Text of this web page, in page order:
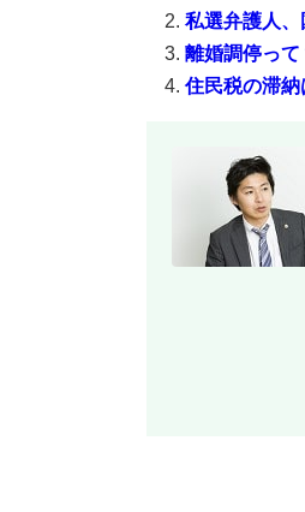
私選弁護人
離婚調停っ
住民税の滞